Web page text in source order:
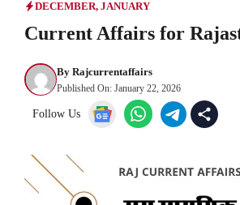
DECEMBER, JANUARY
Current Affairs for
By Rajcurrentaffairs
Published On: January 22, 2026
Follow Us